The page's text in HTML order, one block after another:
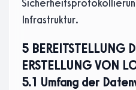
Infrastruktur.
5 BEREITSTELLUNG
ERSTELLUNG VON
5.1 Umfang der